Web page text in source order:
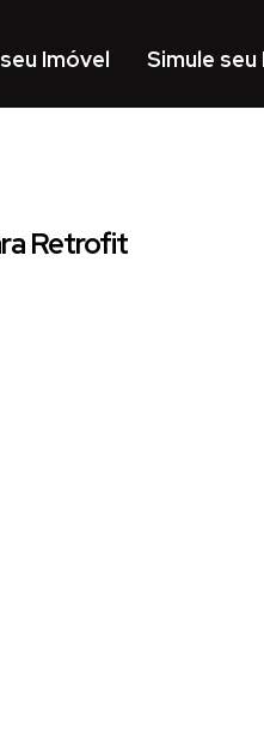
Simule
Imóvel
Retrofit